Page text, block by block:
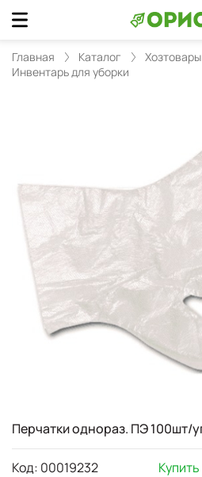
Главная Каталог
Инвентарь для уборки
Перчатки однораз. ПЭ 100шт/
Код: 00019232 Купить